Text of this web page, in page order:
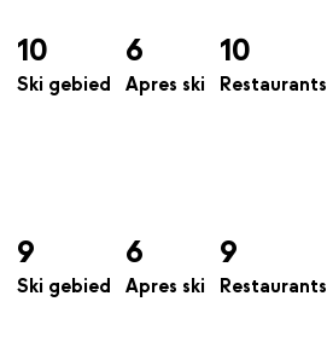
10
Ski gebied
6
Apres ski
10
Restaurants
9
Ski gebied
6
Apres ski
9
Restaurants